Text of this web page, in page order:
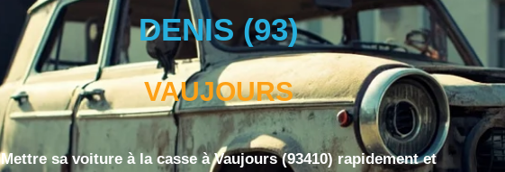
DENIS (93)
VAUJOURS
Mettre sa voiture à la casse à Vaujours (93410) rapidement et